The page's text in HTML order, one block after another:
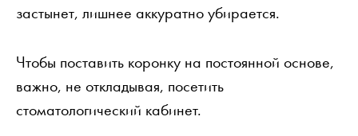
застынет, лишнее аккуратно убирается.
Чтобы поставить коронку на постоянной основе,
важно, не откладывая, посетить
стоматологический кабинет.